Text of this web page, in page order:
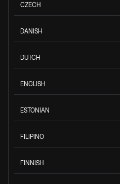
CZECH
DANISH
DUTCH
ENGLISH
ESTONIAN
FILIPINO
FINNISH